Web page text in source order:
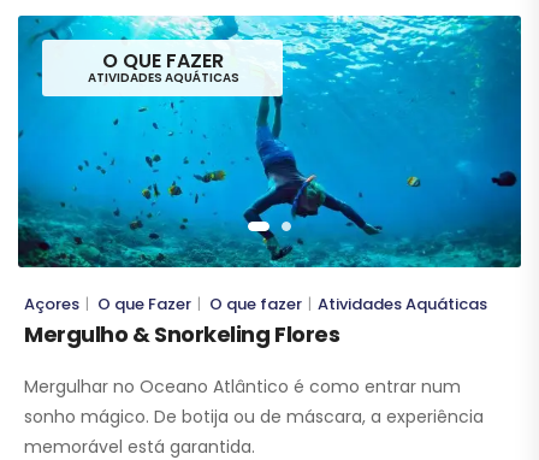
O QUE FAZER
ATIVIDADES AQUÁTICAS
Açores | O que Fazer | O que fazer | Atividades Aquáticas
Mergulho & Snorkeling Flores
Mergulhar no Oceano Atlântico é como entrar num
sonho mágico. De botija ou de máscara, a experiência
memorável está garantida.